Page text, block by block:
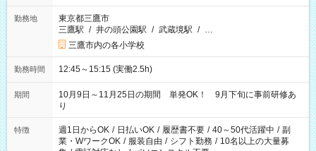
勤務地
東京都三鷹市
三鷹駅 / 井の頭公園駅 / 武蔵境駅 / …
三鷹市内の各小学校
勤務時間 12:45～15:15 (実働2.5h)
期間
10月9日～11月25日の期間 単発OK！ 9月下旬に事前研修あ
り
特徴 週1日からOK / 日払いOK / 履歴書不要 / 40～50代活躍中 / 副
業・WワークOK / 服装自由 / シフト勤務 / 10名以上の大量募